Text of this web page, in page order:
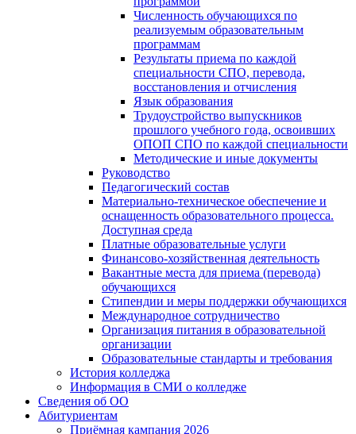
Численность обучающихся по
реализуемым образовательным
программам
Результаты приема по каждой
специальности СПО, перевода,
восстановления и отчисления
Язык образования
Трудоустройство выпускников
прошлого учебного года, освоивших
ОПОП СПО по каждой специальности
Методические и иные документы
Руководство
Педагогический состав
Материально-техническое обеспечение и
оснащенность образовательного процесса.
Доступная среда
Платные образовательные услуги
Финансово-хозяйственная деятельность
Вакантные места для приема (перевода)
обучающихся
Стипендии и меры поддержки обучающихся
Международное сотрудничество
Организация питания в образовательной
организации
Образовательные стандарты и требования
История колледжа
Информация в СМИ о колледже
Сведения об ОО
Абитуриентам
Приёмная кампания 2026